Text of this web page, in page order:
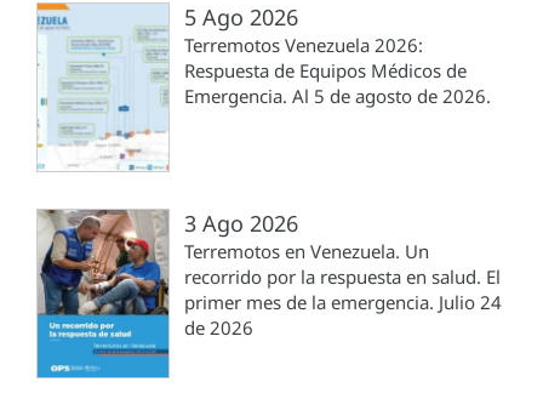
5 Ago 2026
Terremotos Venezuela 2026:
Respuesta de Equipos Médicos de
Emergencia. Al 5 de agosto de 2026.
3 Ago 2026
Terremotos en Venezuela. Un
recorrido por la respuesta en salud. El
primer mes de la emergencia. Julio 24
de 2026